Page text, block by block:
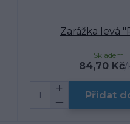
Zarážka levá
84,70 Kč/
Skladem
Přidat